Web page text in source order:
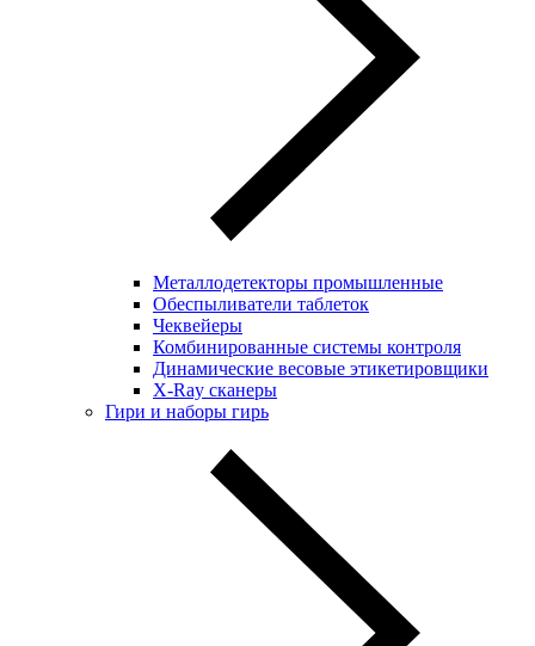
Металлодетекторы промышленные
Обеспыливатели таблеток
Чеквейеры
Комбинированные системы контроля
Динамические весовые этикетировщики
X-Ray сканеры
Гири и наборы гирь